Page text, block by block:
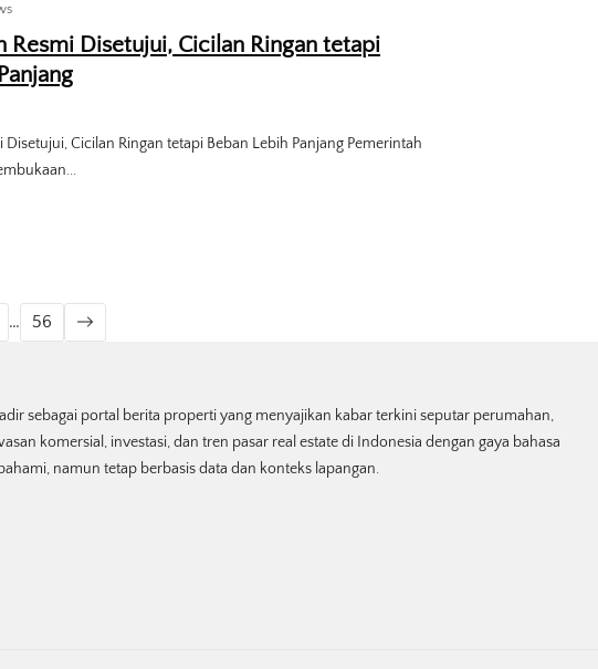
Resmi Disetujui, Cicilan Ringan tetapi
Disetujui, Cicilan Ringan tetapi Beban Lebih Panjang Pemerintah
… 56
sebagai portal berita properti yang menyajikan kabar terkini seputar perumahan,
komersial, investasi, dan tren pasar real estate di Indonesia dengan gaya bahasa
namun tetap berbasis data dan konteks lapangan.